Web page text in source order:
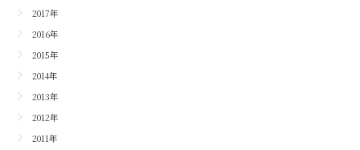
2017年
2016年
2015年
2014年
2013年
2012年
2011年